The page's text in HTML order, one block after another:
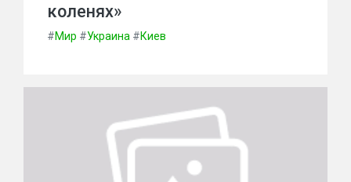
коленях»
#Мир #Украина #Киев